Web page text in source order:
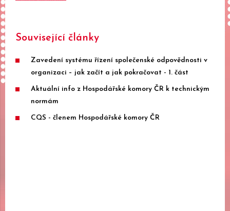
Související články
Zavedení systému řízení společenské odpovědnosti v
organizaci – jak začít a jak pokračovat - 1. část
Aktuální info z Hospodářské komory ČR k technickým
normám
CQS - členem Hospodářské komory ČR